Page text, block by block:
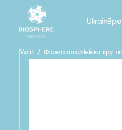
Про
Ukraine
Main / Форма алюмінієва кругла
Назад